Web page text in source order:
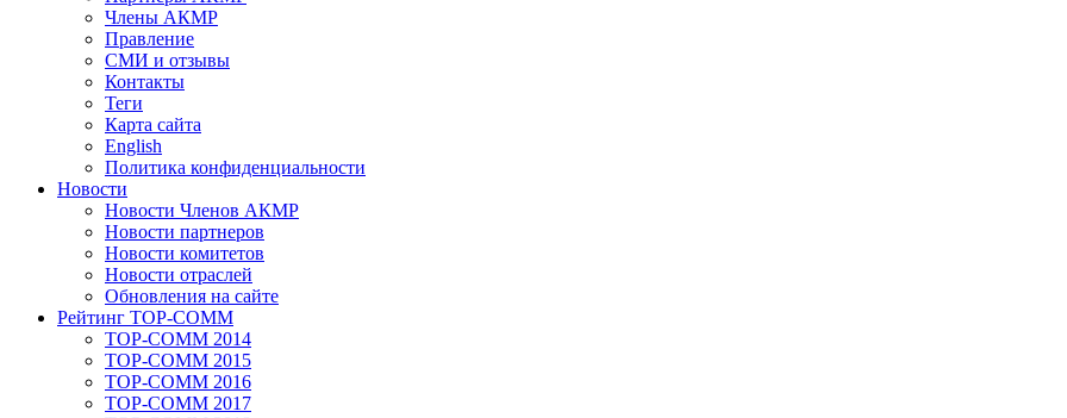
Члены АКМР
Правление
СМИ и отзывы
Контакты
Теги
Карта сайта
English
Политика конфиденциальности
Новости
Новости Членов АКМР
Новости партнеров
Новости комитетов
Новости отраслей
Обновления на сайте
Рейтинг TOP-COMM
TOP-COMM 2014
TOP-COMM 2015
TOP-COMM 2016
TOP-COMM 2017